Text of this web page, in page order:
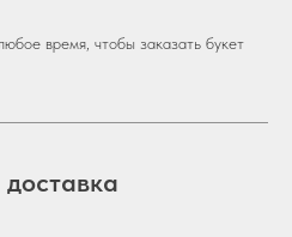
время, чтобы заказать букет